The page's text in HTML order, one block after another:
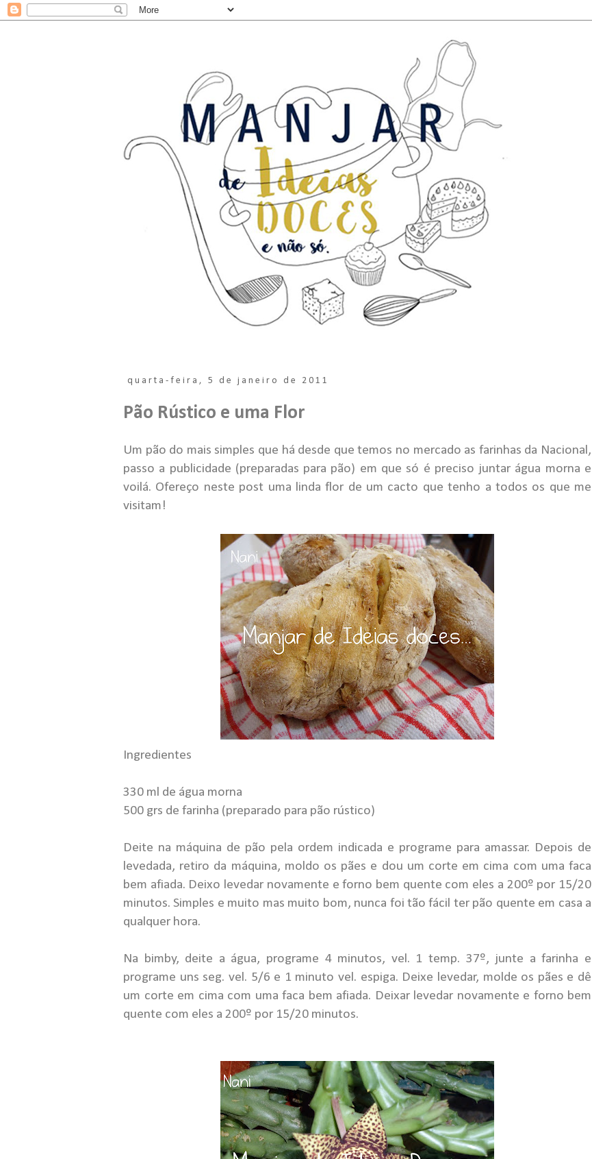
quarta-feira, 5 de janeiro de 2011
Pão Rústico e uma Flor
Um pão do mais simples que há desde que temos no mercado as farinhas da Nacional,
passo a publicidade (preparadas para pão) em que só é preciso juntar água morna e
voilá. Ofereço neste post uma linda flor de um cacto que tenho a todos os que me
visitam!
Ingredientes
330 ml de água morna
500 grs de farinha (preparado para pão rústico)
Deite na máquina de pão pela ordem indicada e programe para amassar. Depois de
levedada, retiro da máquina, moldo os pães e dou um corte em cima com uma faca
bem afiada. Deixo levedar novamente e forno bem quente com eles a 200º por 15/20
minutos. Simples e muito mas muito bom, nunca foi tão fácil ter pão quente em casa a
qualquer hora.
Na bimby, deite a água, programe 4 minutos, vel. 1 temp. 37º, junte a farinha e
programe uns seg. vel. 5/6 e 1 minuto vel. espiga. Deixe levedar, molde os pães e dê
um corte em cima com uma faca bem afiada. Deixar levedar novamente e forno bem
quente com eles a 200º por 15/20 minutos.